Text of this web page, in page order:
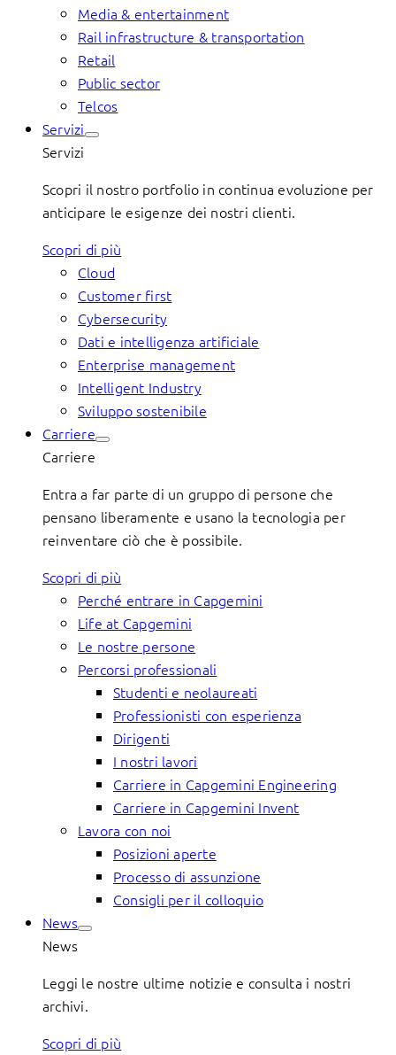
Media & entertainment
Rail infrastructure & transportation
Retail
Public sector
Telcos
Servizi
Servizi
Scopri il nostro portfolio in continua evoluzione per
anticipare le esigenze dei nostri clienti.
Scopri di più
Cloud
Customer first
Cybersecurity
Dati e intelligenza artificiale
Enterprise management
Intelligent Industry
Sviluppo sostenibile
Carriere
Carriere
Entra a far parte di un gruppo di persone che
pensano liberamente e usano la tecnologia per
reinventare ciò che è possibile.
Scopri di più
Perché entrare in Capgemini
Life at Capgemini
Le nostre persone
Percorsi professionali
Studenti e neolaureati
Professionisti con esperienza
Dirigenti
I nostri lavori
Carriere in Capgemini Engineering
Carriere in Capgemini Invent
Lavora con noi
Posizioni aperte
Processo di assunzione
Consigli per il colloquio
News
News
Leggi le nostre ultime notizie e consulta i nostri
archivi.
Scopri di più